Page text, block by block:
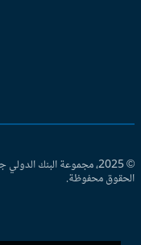
© 2025، مجموعة البنك الدولي
محفوظة.